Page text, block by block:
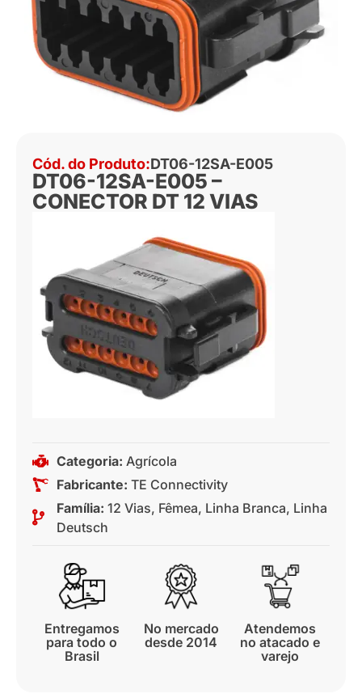
Cód. do Produto:DT06-12SA-E005
DT06-12SA-E005 –
CONECTOR DT 12 VIAS
Categoria: Agrícola
Fabricante: TE Connectivity
Família: 12 Vias, Fêmea, Linha Branca, Linha
Deutsch
Entregamos
para todo o
Brasil
No mercado
desde 2014
Atendemos
no atacado e
varejo